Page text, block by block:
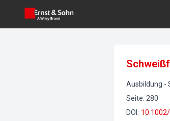
Ausbildung -
Seite: 280
DOI :